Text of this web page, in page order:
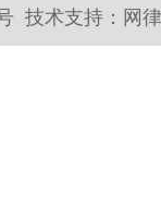
技术支持： 网